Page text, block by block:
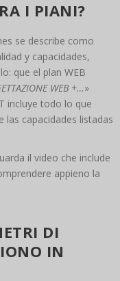
I PIANI?
se describe como
y capacidades,
que el plan WEB
WEB +…»
incluye todo lo que
las capacidades listadas
il video che include
appieno la
DI
IN